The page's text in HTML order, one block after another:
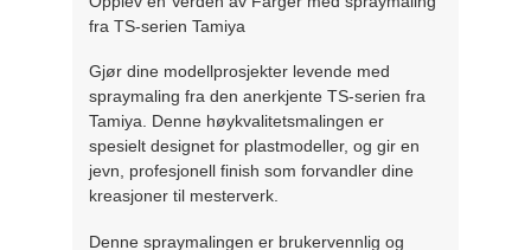
fra TS-serien Tamiya
Gjør dine modellprosjekter levende med
spraymaling fra den anerkjente TS-serien fra
Tamiya. Denne høykvalitetsmalingen er
spesielt designet for plastmodeller, og gir en
jevn, profesjonell finish som forvandler dine
kreasjoner til mesterverk.
Denne spraymalingen er brukervennlig og